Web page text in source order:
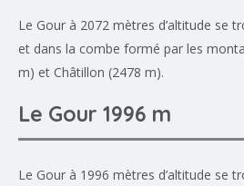
Le Gour à 2072 mètres d’altitude se
et dans la combe formé par les
m) et Châtillon (2478 m).
Le Gour 1996 m
Le Gour à 1996 mètres d’altitude se